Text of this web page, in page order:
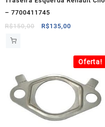
– 7700411745
R$150,00
O
R$135,00
é:
R$135,00.
Oferta!